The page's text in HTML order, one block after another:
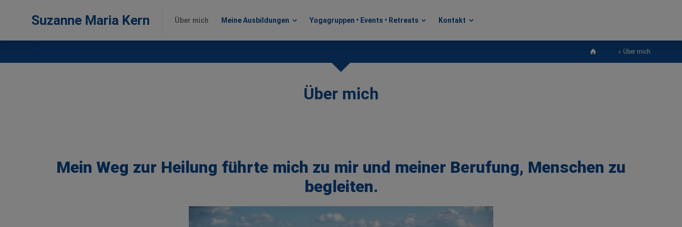
Suzanne Maria Kern Über mich Meine Ausbildungen Yogagruppen • Events • Retreats Kontakt
Suzanne Maria Kern Über mich
Über mich
Über mich
Mein Weg zur Heilung führte mich zu mir und meiner Berufung, Menschen zu
begleiten.